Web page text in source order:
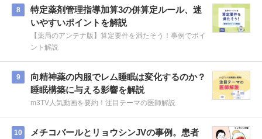
8
特定薬剤管理指導加算3の併算定ルール、迷
いやすいポイントを解説
【薬局のアンテナ版】算定要件を満たそう！事例でポイ
ント解説
9
向精神薬の内服でレム睡眠は変化するのか？
睡眠構築に与える影響を解説
m3TV人気動画を要約！注目テーマの医師解説
10 メチコバールとリョウシンJVの事例。患者